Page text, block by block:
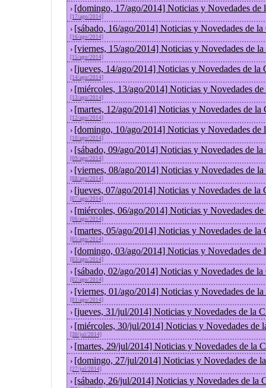
› [domingo, 17/ago/2014] Noticias y Novedades de
[17/ago/2014]
› [sábado, 16/ago/2014] Noticias y Novedades de
[16/ago/2014]
› [viernes, 15/ago/2014] Noticias y Novedades de
[15/ago/2014]
› [jueves, 14/ago/2014] Noticias y Novedades de la
[14/ago/2014]
› [miércoles, 13/ago/2014] Noticias y Novedades
[13/ago/2014]
› [martes, 12/ago/2014] Noticias y Novedades de la
[12/ago/2014]
› [domingo, 10/ago/2014] Noticias y Novedades de
[10/ago/2014]
› [sábado, 09/ago/2014] Noticias y Novedades de
[09/ago/2014]
› [viernes, 08/ago/2014] Noticias y Novedades de
[08/ago/2014]
› [jueves, 07/ago/2014] Noticias y Novedades de la
[07/ago/2014]
› [miércoles, 06/ago/2014] Noticias y Novedades
[06/ago/2014]
› [martes, 05/ago/2014] Noticias y Novedades de la
[05/ago/2014]
› [domingo, 03/ago/2014] Noticias y Novedades de
[03/ago/2014]
› [sábado, 02/ago/2014] Noticias y Novedades de
[02/ago/2014]
› [viernes, 01/ago/2014] Noticias y Novedades de
[01/ago/2014]
› [jueves, 31/jul/2014] Noticias y Novedades de la
› [miércoles, 30/jul/2014] Noticias y Novedades de
[30/jul/2014]
› [martes, 29/jul/2014] Noticias y Novedades de la
› [domingo, 27/jul/2014] Noticias y Novedades de
[27/jul/2014]
› [sábado, 26/jul/2014] Noticias y Novedades de la